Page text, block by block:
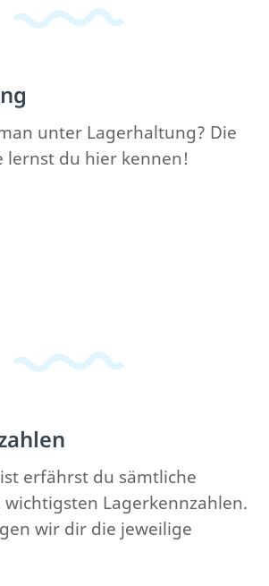
unter Lagerhaltung? Die
lernst du hier kennen!
erfährst du sämtliche
wichtigsten Lagerkennzahlen.
wir dir die jeweilige